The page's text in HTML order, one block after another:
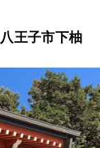
王子市下柚